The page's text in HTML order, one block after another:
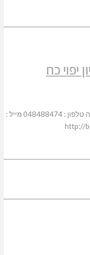
יפוי כח
כתובת : אזור הצפון וחיפה, כפר ראש הנקרה טלפון : 048488474 מייל :